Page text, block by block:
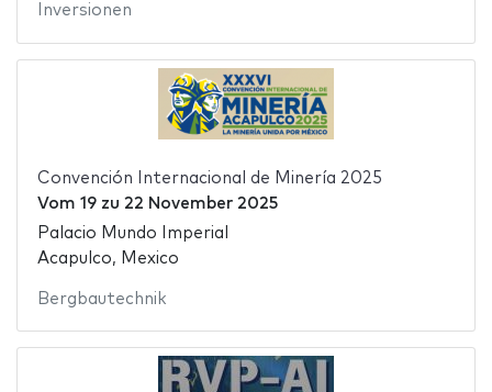
Inversionen
Convención Internacional de Minería 2025
Vom 19zu 22 November 2025
Palacio Mundo Imperial
Acapulco, Mexico
Bergbautechnik